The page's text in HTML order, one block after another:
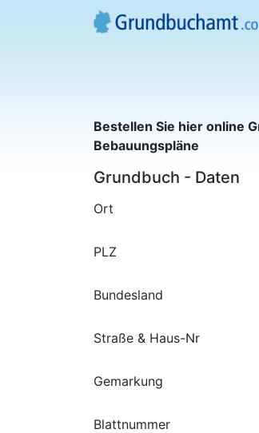
Bestellen Sie hier online
Bebauungspläne
Grundbuch - Daten
Ort
PLZ
Bundesland
Straße & Haus-Nr
Gemarkung
Blattnummer